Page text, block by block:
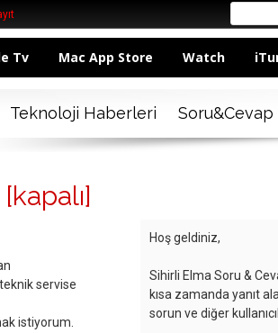
Tv Mac App Store Watch
Teknoloji Haberleri Soru&Cevap
[kapalı]
servise
istiyorum.
Hoş geldiniz,
Sihirli Elma Soru &
kısa zamanda yanıt
sorun ve diğer